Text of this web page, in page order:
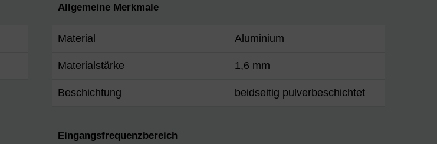
Allgemeine Merkmale
Material Aluminium
Materialstärke 1,6 mm
Beschichtung beidseitig pulverbeschichtet
Eingangsfrequenzbereich